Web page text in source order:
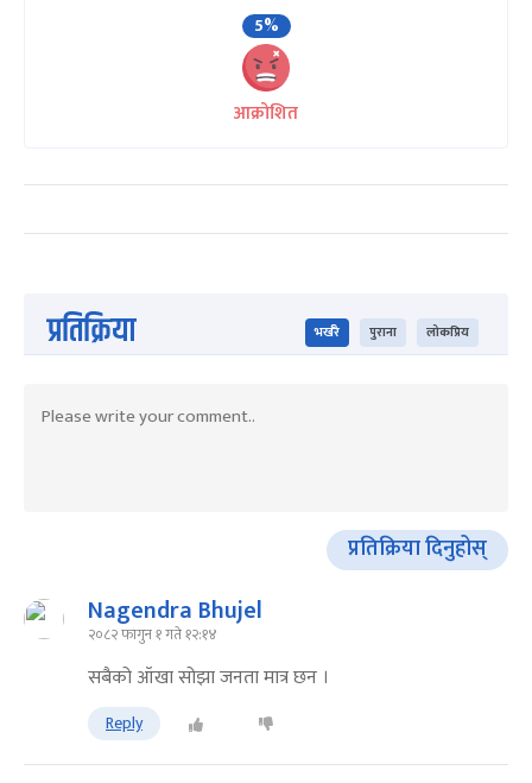
5%
आक्रोशित
प्रतिक्रिया भर्खरै पुराना लोकप्रिय
प्रतिक्रिया दिनुहोस्
Nagendra Bhujel
२०८२ फागुन १ गते १२:१४
सबैको ऑखा सोझा जनता मात्र छन ।
Reply